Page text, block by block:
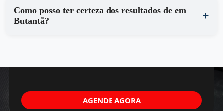
Como posso ter certeza dos resultados de em
Butantã?
AGENDE AGORA